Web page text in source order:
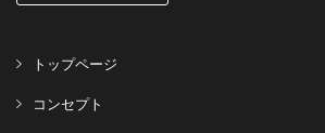
トップページ
コンセプト